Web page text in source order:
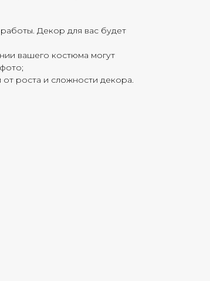
Декор для вас будет
вашего костюма могут
роста и сложности декора.